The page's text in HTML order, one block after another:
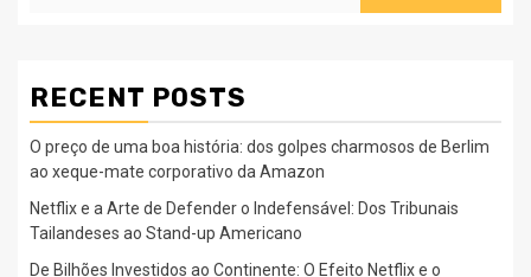
RECENT POSTS
O preço de uma boa história: dos golpes charmosos de Berlim
ao xeque-mate corporativo da Amazon
Netflix e a Arte de Defender o Indefensável: Dos Tribunais
Tailandeses ao Stand-up Americano
De Bilhões Investidos ao Continente: O Efeito Netflix e o